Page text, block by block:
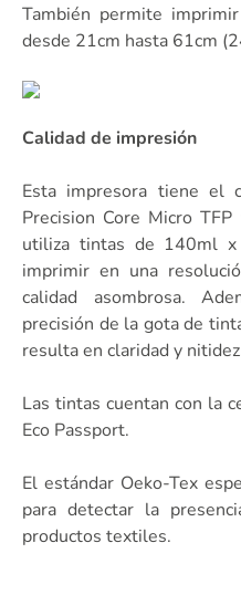
También permite
desde 21cm hasta 61cm
Calidad de impresión
Esta impresora tiene el
Precision Core Micro
utiliza tintas de 140ml x
imprimir en una
calidad asombrosa.
precisión de la gota de
resulta en claridad y
Las tintas cuentan con la
Eco Passport.
El estándar Oeko-Tex
para detectar la
productos textiles.